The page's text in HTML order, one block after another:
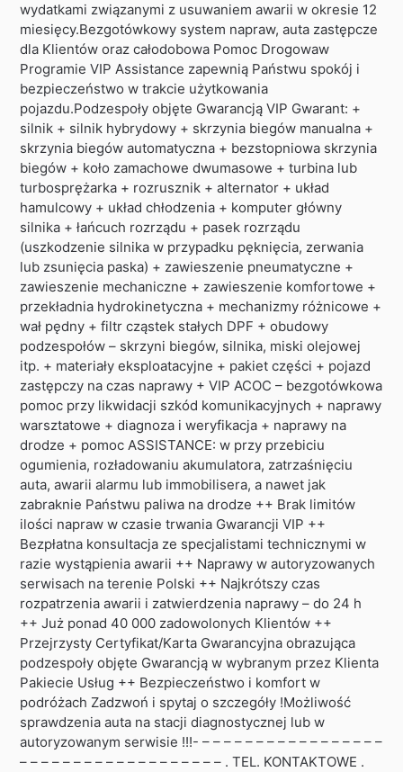
wydatkami związanymi z usuwaniem awarii w okresie 12
miesięcy.Bezgotówkowy system napraw, auta zastępcze
dla Klientów oraz całodobowa Pomoc Drogowaw
Programie VIP Assistance zapewnią Państwu spokój i
bezpieczeństwo w trakcie użytkowania
pojazdu.Podzespoły objęte Gwarancją VIP Gwarant: +
silnik + silnik hybrydowy + skrzynia biegów manualna +
skrzynia biegów automatyczna + bezstopniowa skrzynia
biegów + koło zamachowe dwumasowe + turbina lub
turbosprężarka + rozrusznik + alternator + układ
hamulcowy + układ chłodzenia + komputer główny
silnika + łańcuch rozrządu + pasek rozrządu
(uszkodzenie silnika w przypadku pęknięcia, zerwania
lub zsunięcia paska) + zawieszenie pneumatyczne +
zawieszenie mechaniczne + zawieszenie komfortowe +
przekładnia hydrokinetyczna + mechanizmy różnicowe +
wał pędny + filtr cząstek stałych DPF + obudowy
podzespołów – skrzyni biegów, silnika, miski olejowej
itp. + materiały eksploatacyjne + pakiet części + pojazd
zastępczy na czas naprawy + VIP ACOC – bezgotówkowa
pomoc przy likwidacji szkód komunikacyjnych + naprawy
warsztatowe + diagnoza i weryfikacja + naprawy na
drodze + pomoc ASSISTANCE: w przy przebiciu
ogumienia, rozładowaniu akumulatora, zatrzaśnięciu
auta, awarii alarmu lub immobilisera, a nawet jak
zabraknie Państwu paliwa na drodze ++ Brak limitów
ilości napraw w czasie trwania Gwarancji VIP ++
Bezpłatna konsultacja ze specjalistami technicznymi w
razie wystąpienia awarii ++ Naprawy w autoryzowanych
serwisach na terenie Polski ++ Najkrótszy czas
rozpatrzenia awarii i zatwierdzenia naprawy – do 24 h
++ Już ponad 40 000 zadowolonych Klientów ++
Przejrzysty Certyfikat/Karta Gwarancyjna obrazująca
podzespoły objęte Gwarancją w wybranym przez Klienta
Pakiecie Usług ++ Bezpieczeństwo i komfort w
podróżach Zadzwoń i spytaj o szczegóły !Możliwość
sprawdzenia auta na stacji diagnostycznej lub w
autoryzowanym serwisie !!!- – – – – – – – – – – – – – – – – –
– – – – – – – – – – – – – – – – – – – . TEL. KONTAKTOWE .